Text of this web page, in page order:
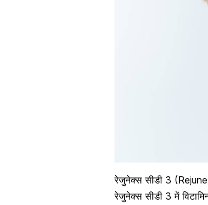
रेजुनेक्स सीडी 3
रेजुनेक्स सीडी 3 में